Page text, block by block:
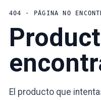
404 · PÁGINA NO
El producto que